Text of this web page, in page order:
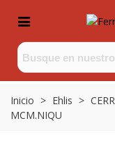
Inicio > Ehlis >
MCM.NIQU